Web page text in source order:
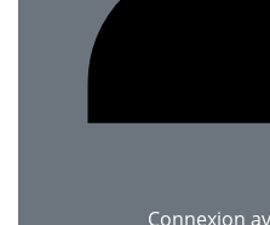
Connexion